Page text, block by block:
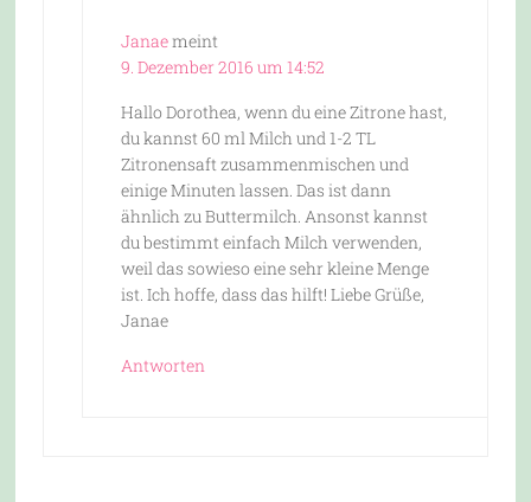
Janaemeint
9. Dezember 2016 um 14:52
Hallo Dorothea, wenn du eine Zitrone hast,
du kannst 60 ml Milch und 1-2 TL
Zitronensaft zusammenmischen und
einige Minuten lassen. Das ist dann
ähnlich zu Buttermilch. Ansonst kannst
du bestimmt einfach Milch verwenden,
weil das sowieso eine sehr kleine Menge
ist. Ich hoffe, dass das hilft! Liebe Grüße,
Janae
Antworten